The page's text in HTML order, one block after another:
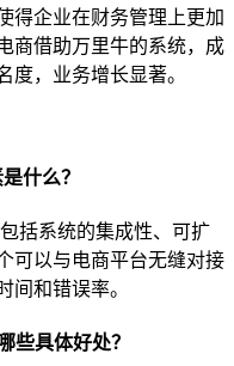
得企业在财务管理上更加
商借助万里牛的系统，成
度，业务增长显著。
什么？
括系统的集成性、可扩
可以与电商平台无缝对接
间和错误率。
些具体好处？